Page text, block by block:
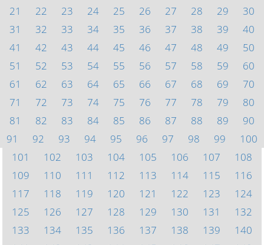
21
22 23 24 25 26 27 28 29
30
31
32 33 34 35 36 37 38 39
40
41
42 43 44 45 46 47 48 49
50
51
52 53 54 55 56 57 58 59
60
61
62 63 64 65 66 67 68 69
70
71
72 73 74 75 76 77 78 79
80
81
82 83 84 85 86 87 88 89
90
91
92 93 94 95 96 97 98 99
100
101
102 103 104 105 106 107
108
109
110 111 112 113 114 115
116
117
118 119 120 121 122 123
124
125
126 127 128 129 130 131
132
133
134 135 136 137 138 139
140